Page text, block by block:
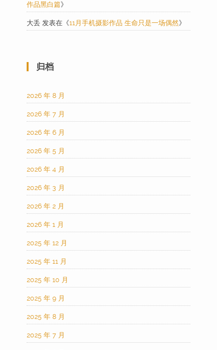
作品黑白篇》
大丢 发表在《11月手机摄影作品 生命只是一场偶然》
归档
2026 年 8 月
2026 年 7 月
2026 年 6 月
2026 年 5 月
2026 年 4 月
2026 年 3 月
2026 年 2 月
2026 年 1 月
2025 年 12 月
2025 年 11 月
2025 年 10 月
2025 年 9 月
2025 年 8 月
2025 年 7 月